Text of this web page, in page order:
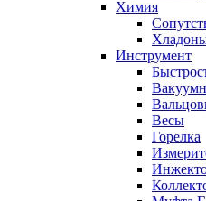
Химия
Инструмент
Весы
Горелка